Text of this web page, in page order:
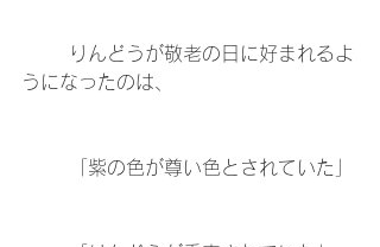
うになったのは、
	「紫の色が尊い色とされていた」